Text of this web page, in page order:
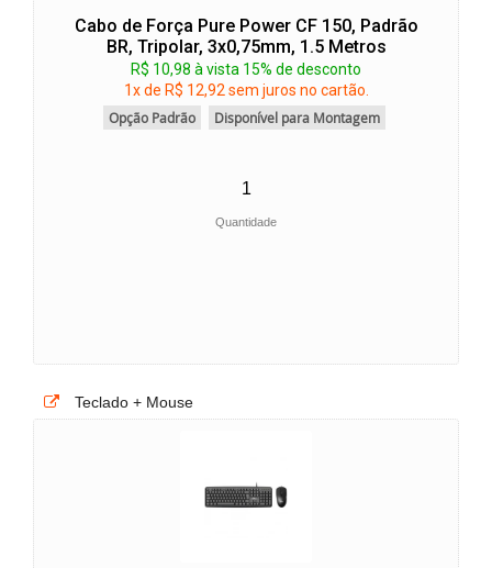
Cabo de Força Pure Power CF 150, Padrão
BR, Tripolar, 3x0,75mm, 1.5 Metros
R$ 10,98 à vista 15% de desconto
1x de R$ 12,92 sem juros no cartão.
Opção Padrão
Disponível para Montagem
Quantidade
Teclado + Mouse